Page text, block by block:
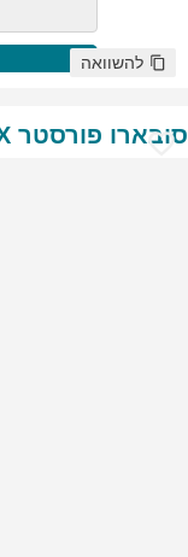
להשוואה
סובארו פורסטר